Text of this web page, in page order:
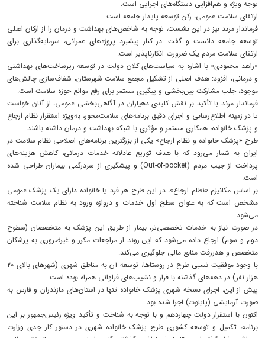
توجه ویژه و هم‌افزایی دستگاه‌های اجرایی است.
ارتقای سلامت عمومی، رکن توسعه پایدار جامعه است
فرماندار مرند نیز در این نشست، توجه به شاخص‌های بهداشت و درمان را از ارکان اصلی
توسعه جامعه دانست و گفت: در کنار پیشبرد پروژه‌های عمرانی، سرمایه‌گذاری برای
ارتقای سلامت مردم یک ضرورت انکارناپذیر است.
«زاهد محمودی» با اشاره به سیاست‌های کلان دولت در توسعه زیرساخت‌های بهداشتی
و درمانی، افزود: هدف اصلی از تشکیل مجمع سلامت شهرستان، شفاف‌سازی چالش‌های
موجود، جلب مشارکت بین‌بخشی و پیگیری مستمر برای رفع موانع حوزه سلامت است.
فرماندار مرند با تأکید بر نقش کلیدی دهیاران در آگاهی‌بخشی عمومی، از آنان خواست
تا در زمینه اطلاع‌رسانی و اجرای دقیق برنامه‌های سلامت‌محور، به‌ویژه استقرار نظام ارجاع
و پزشک خانواده، همکاری مستمر و مؤثری با شبکه بهداشت و درمان داشته باشند.
طرح «پزشک خانواده و نظام ارجاع» یکی از بزرگترین برنامه‌های اصلاحی نظام سلامت در
ایران به شمار می‌رود که با هدف توزیع عادلانه خدمات درمانی، کاهش هزینه‌های
پرداخت از جیب مردم (Out-of-pocket) و پیشگیری از سردرگمی بیماران طراحی شده
است.
بر اساس مکانیزم «نظام ارجاع»، در این طرح هر فرد یا خانواده دارای یک پزشک عمومی
مشخص است که به عنوان سطح اول خدمات و دروازه ورود به نظام سلامت شناخته
می‌شود.
در صورت نیاز به خدمات تخصصی‌تر، بیمار از طریق این پزشک به متخصصان (سطوح
دوم و سوم) ارجاع داده می‌شود که این روند از مراجعات مکرر و غیرضروری به پزشکان
متخصص و هدررفت منابع مالی جلوگیری می‌کند.
با وجود موفقیت نسبی طرح در روستاها، توسعه آن به مناطق شهری (شهرهای بالای ۲۰
هزار نفر) در دهه‌های گذشته با فراز و نشیب‌های فراوانی همراه بوده است.
پیش از این، اجرای نسخه شهری پزشک خانواده تنها در استان‌های مازندران و فارس به
صورت آزمایشی (پایلوت) اجرا شده بود.
اکنون با استقرار دولت چهاردهم و با توجه به شناخت و تأکید ویژه رئیس‌جمهور بر این
برنامه، تکمیل و توسعه کشوری طرح پزشک خانواده شهری در دستور کار جدی وزارت